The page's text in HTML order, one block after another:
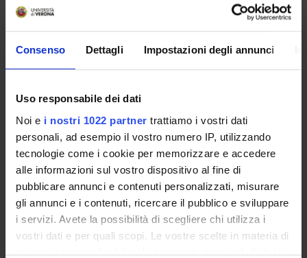
Consenso Dettagli Impostazioni degli annunci
Uso responsabile dei dati
Noi e i nostri 1022 partner trattiamo i vostri dati
personali, ad esempio il vostro numero IP, utilizzando
tecnologie come i cookie per memorizzare e accedere
alle informazioni sul vostro dispositivo al fine di
pubblicare annunci e contenuti personalizzati, misurare
gli annunci e i contenuti, ricercare il pubblico e sviluppare
i servizi. Avete la possibilità di scegliere chi utilizza i
vostri dati e per quali scopi. Le vostre scelte in materia di
privacy sono applicabili solo su questa proprietà digitale
ORGANIZZAZIONE
GOVERNANCE
COMMISSIONI
UFFICI E STRUTTURE DI SERVIZIO
SERVIZI DI SEGRETERIA STUDENTI
STRUTTURE DEL DIPARTIMENTO